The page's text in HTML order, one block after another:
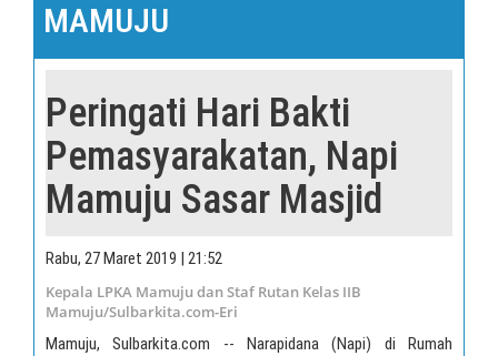
MAMUJU
Peringati Hari Bakti
Pemasyarakatan, Napi
Mamuju Sasar Masjid
Rabu, 27 Maret 2019 | 21:52
Kepala LPKA Mamuju dan Staf Rutan Kelas IIB
Mamuju/Sulbarkita.com-Eri
Mamuju, Sulbarkita.com -- Narapidana (Napi) di Rumah